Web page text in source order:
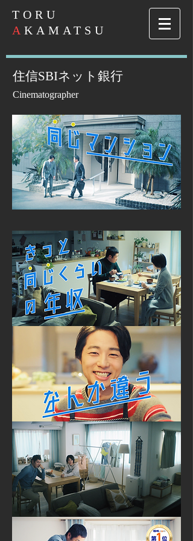
​TORU
A KAMATSU
住信SBIネット銀行
Cinematographer